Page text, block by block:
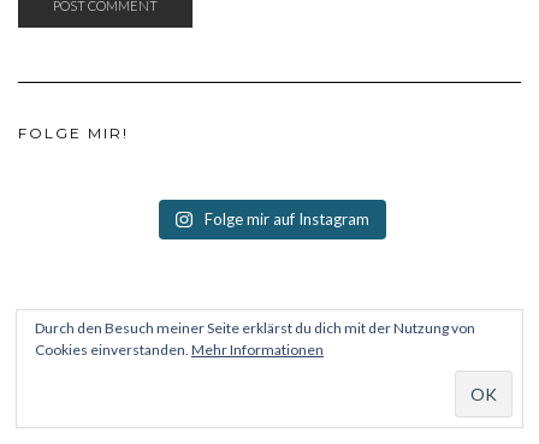
FOLGE MIR!
Folge mir auf Instagram
Durch den Besuch meiner Seite erklärst du dich mit der Nutzung von
Cookies einverstanden. Mehr Informationen